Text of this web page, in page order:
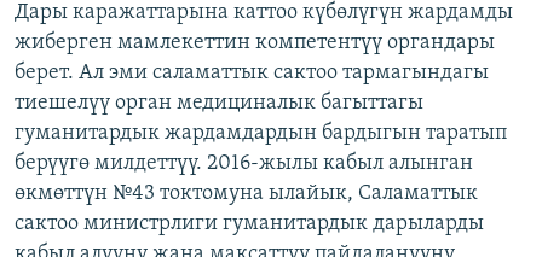
Дары каражаттарына каттоо күбөлүгүн жардамды
жиберген мамлекеттин компетентүү органдары
берет. Ал эми саламаттык сактоо тармагындагы
тиешелүү орган медициналык багыттагы
гуманитардык жардамдардын бардыгын таратып
берүүгө милдеттүү. 2016-жылы кабыл алынган
өкмөттүн №43 токтомуна ылайык, Саламаттык
сактоо министрлиги гуманитардык дарыларды